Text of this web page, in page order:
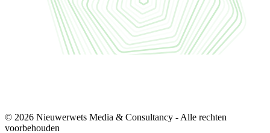
© 2026 Nieuwerwets Media & Consultancy - Alle rechten
voorbehouden